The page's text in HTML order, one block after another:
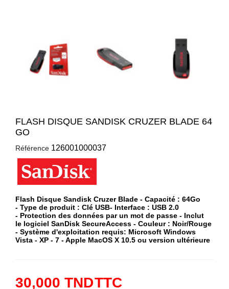
FLASH DISQUE SANDISK CRUZER BLADE 64
GO
Référence 126001000037
Flash Disque Sandisk Cruzer Blade - Capacité : 64Go
- Type de produit : Clé USB- Interface : USB 2.0
- Protection des données par un mot de passe - Inclut
le logiciel SanDisk SecureAccess - Couleur : Noir/Rouge
- Système d'exploitation requis: Microsoft Windows
Vista - XP - 7 - Apple MacOS X 10.5 ou version ultérieure
30,000 TNDTTC